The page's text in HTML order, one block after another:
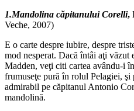
1.Mandolina căpitanului Corelli,
Veche, 2007)
E o carte despre iubire, despre
mod nesperat. Dacă întâi aţi văzut
Madden, veţi citi cartea avându-i
frumuseţe pură în rolul Pelagiei,
admirabil pe căpitanul Antonio
mandolină.